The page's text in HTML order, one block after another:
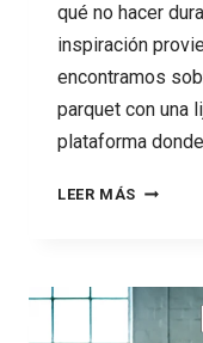
qué no hacer
inspiración
encontramos
parquet con una
plataforma
LEER MÁS 85
PULIR